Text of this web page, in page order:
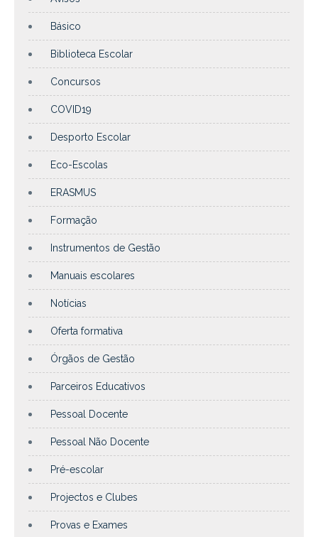
Básico
Biblioteca Escolar
Concursos
COVID19
Desporto Escolar
Eco-Escolas
ERASMUS
Formação
Instrumentos de Gestão
Manuais escolares
Notícias
Oferta formativa
Órgãos de Gestão
Parceiros Educativos
Pessoal Docente
Pessoal Não Docente
Pré-escolar
Projectos e Clubes
Provas e Exames